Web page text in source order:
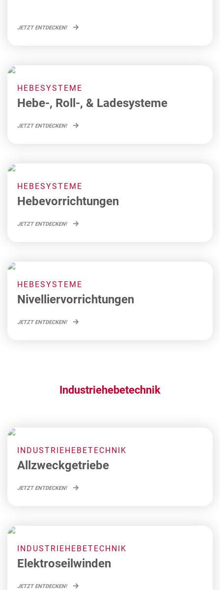
JETZT ENTDECKEN!
HEBESYSTEME
Hebe-, Roll-, & Ladesysteme
JETZT ENTDECKEN!
HEBESYSTEME
Hebevorrichtungen
JETZT ENTDECKEN!
HEBESYSTEME
Nivelliervorrichtungen
JETZT ENTDECKEN!
Industriehebetechnik
INDUSTRIEHEBETECHNIK
Allzweckgetriebe
JETZT ENTDECKEN!
INDUSTRIEHEBETECHNIK
Elektroseilwinden
JETZT ENTDECKEN!